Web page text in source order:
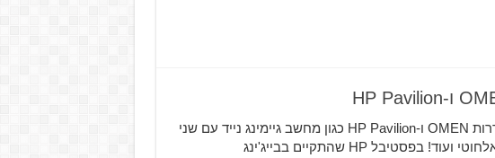
חברת HP משיקה שלל מוצרים חדשים לסדרות OMEN ו-HP Pavilion כגון מחשב גיימינג נייד עם שני
מסכים המשלב ריבוי משימות, ציוד גיימינג אלחוטי ועוד! בפסטיבל HP שהתקיים בבייג'ינג